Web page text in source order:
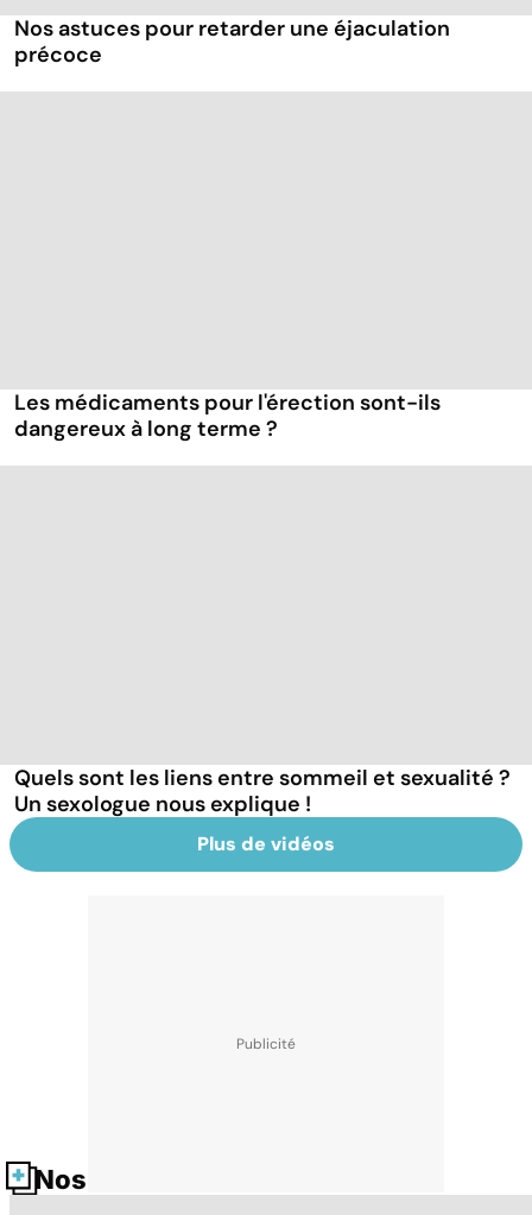
Nos astuces pour retarder une éjaculation
précoce
Les médicaments pour l'érection sont-ils
dangereux à long terme ?
Quels sont les liens entre sommeil et sexualité ?
Un sexologue nous explique !
Plus de vidéos
Nos fiches santé